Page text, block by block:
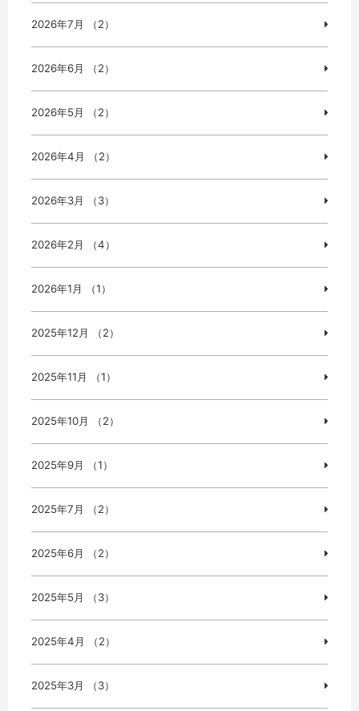
2026年7月 （2）
2026年6月 （2）
2026年5月 （2）
2026年4月 （2）
2026年3月 （3）
2026年2月 （4）
2026年1月 （1）
2025年12月 （2）
2025年11月 （1）
2025年10月 （2）
2025年9月 （1）
2025年7月 （2）
2025年6月 （2）
2025年5月 （3）
2025年4月 （2）
2025年3月 （3）